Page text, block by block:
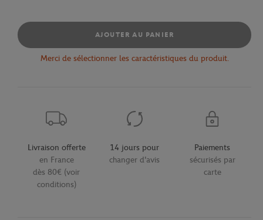
AJOUTER AU PANIER
Merci de sélectionner les caractéristiques du produit.
Livraison offerte
en France
dès 80€ (voir
conditions)
14 jours pour
changer d'avis
Paiements
sécurisés par
carte